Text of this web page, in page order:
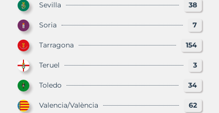
Sevilla 38
Soria 7
Tarragona 154
Teruel 3
Toledo 34
Valencia/València 62